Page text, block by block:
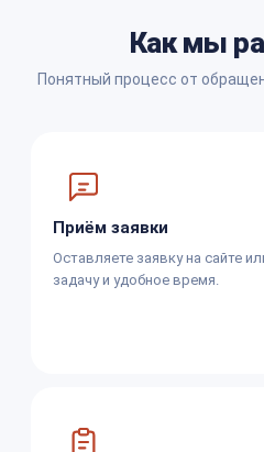
Как мы
Понятный процесс от
Приём заявки
Оставляете заявку на сайте
задачу и удобное время.